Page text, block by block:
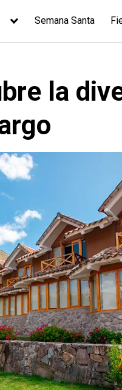
Semana Santa
la